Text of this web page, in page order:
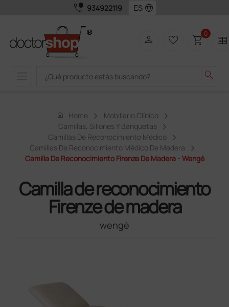
call_quality 934922119 language
menu search
person favorite_border shopping_cart0 two_pager
home Home
Mobiliario Clínico
Camillas, Sillones Y Banquetas
Camillas De Reconocimiento Médico
Camillas De Reconocimiento Médico De Madera
Camilla De Reconocimiento Firenze De Madera - Wengé
Camilla de reconocimiento
Firenze de madera
wengé